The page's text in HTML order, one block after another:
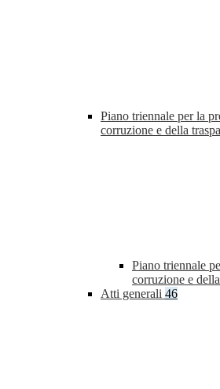
Piano triennale per la
corruzione e della
Piano triennale
corruzione e
Atti generali 46